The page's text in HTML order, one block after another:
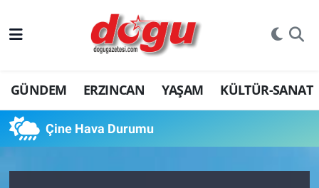
GÜNDEM ERZINCAN YAŞAM KÜLTÜR-SANAT
Çine Hava Durumu
ERZINCAN
GÜNDEM
ERZİNCAN FOTOĞRAFLARI